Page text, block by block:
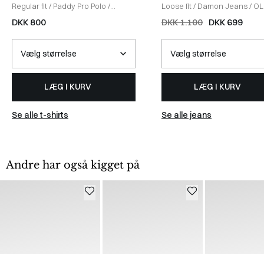
Regular fit/ Paddy Pro Polo /
SORT/SAND
DKK 800
LÆG I KURV
Se alle t-shirts
Loose fit/ Damon Jeans/
DKK 1.100 DKK 699
LÆG I KURV
Se alle jeans
Andre har også kigget på